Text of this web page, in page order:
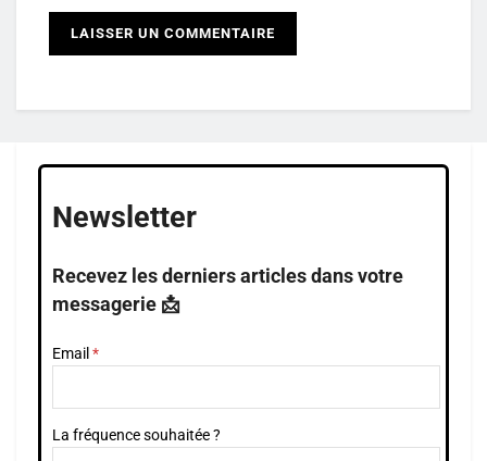
Newsletter
Recevez les derniers articles dans votre
messagerie 📩
Email
La fréquence souhaitée ?